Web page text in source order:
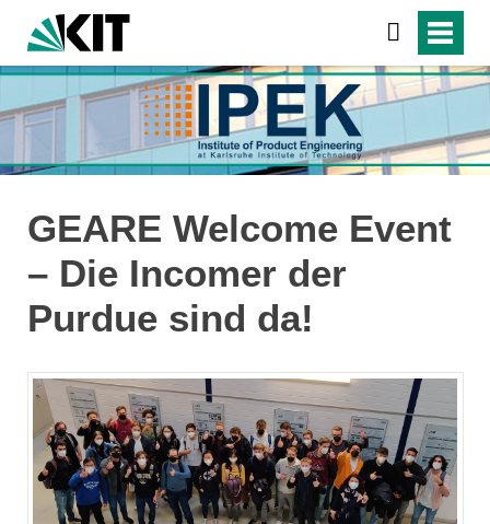
GEARE Welcome Event
– Die Incomer der
Purdue sind da!